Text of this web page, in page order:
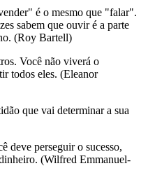
é o mesmo que "falar".
sabem que ouvir é a parte
(Roy Bartell)
Você não viverá o
todos eles. (Eleanor
que vai determinar a sua
deve perseguir o sucesso,
(Wilfred Emmanuel-